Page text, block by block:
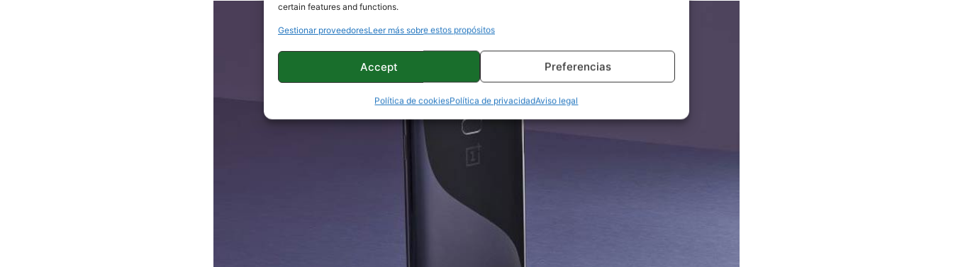
certain features and functions.
Gestionar proveedoresLeer más sobre estos propósitos
Accept Preferencias
Política de cookiesPolítica de privacidadAviso legal